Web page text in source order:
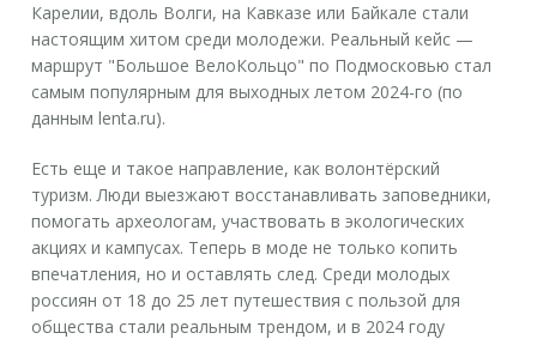
Карелии, вдоль Волги, на Кавказе или Байкале стали
настоящим хитом среди молодежи. Реальный кейс —
маршрут "Большое ВелоКольцо" по Подмосковью стал
самым популярным для выходных летом 2024-го (по
данным lenta.ru).
Есть еще и такое направление, как волонтёрский
туризм. Люди выезжают восстанавливать заповедники,
помогать археологам, участвовать в экологических
акциях и кампусах. Теперь в моде не только копить
впечатления, но и оставлять след. Среди молодых
россиян от 18 до 25 лет путешествия с пользой для
общества стали реальным трендом, и в 2024 году